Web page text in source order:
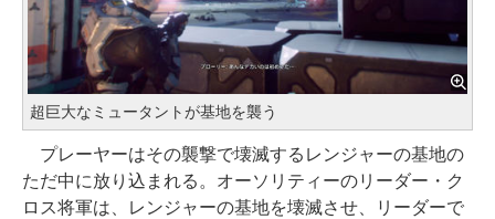
超巨大なミュータントが基地を襲う
プレーヤーはその襲撃で壊滅するレンジャーの基地の
ただ中に放り込まれる。オーソリティーのリーダー・ク
ロス将軍は、レンジャーの基地を壊滅させ、リーダーで